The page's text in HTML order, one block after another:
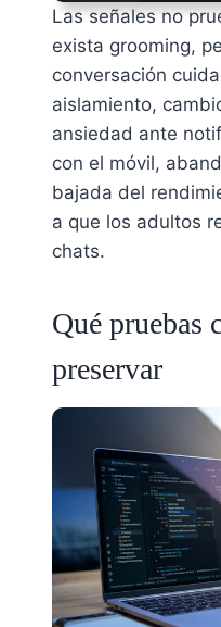
Las señales no
exista grooming,
conversación
aislamiento,
ansiedad ante
con el móvil,
bajada del
a que los adultos
chats.
Qué pruebas
preservar